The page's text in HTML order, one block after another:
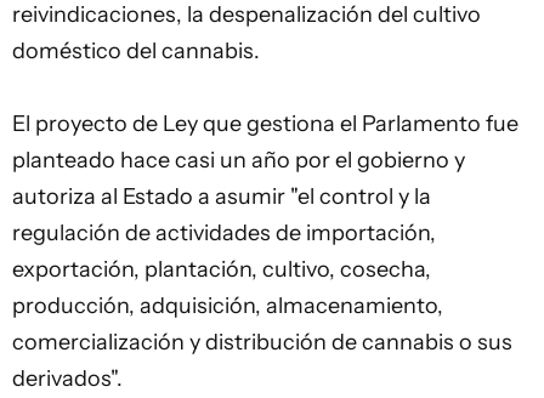
reivindicaciones, la despenalización del cultivo
doméstico del cannabis.
El proyecto de Ley que gestiona el Parlamento fue
planteado hace casi un año por el gobierno y
autoriza al Estado a asumir "el control y la
regulación de actividades de importación,
exportación, plantación, cultivo, cosecha,
producción, adquisición, almacenamiento,
comercialización y distribución de cannabis o sus
derivados".